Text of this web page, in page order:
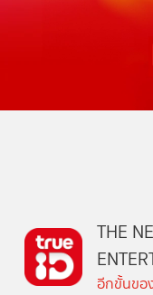
THE
อีกขั้นขอ